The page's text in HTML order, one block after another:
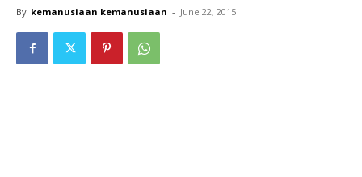
By kemanusiaan kemanusiaan - June 22, 2015